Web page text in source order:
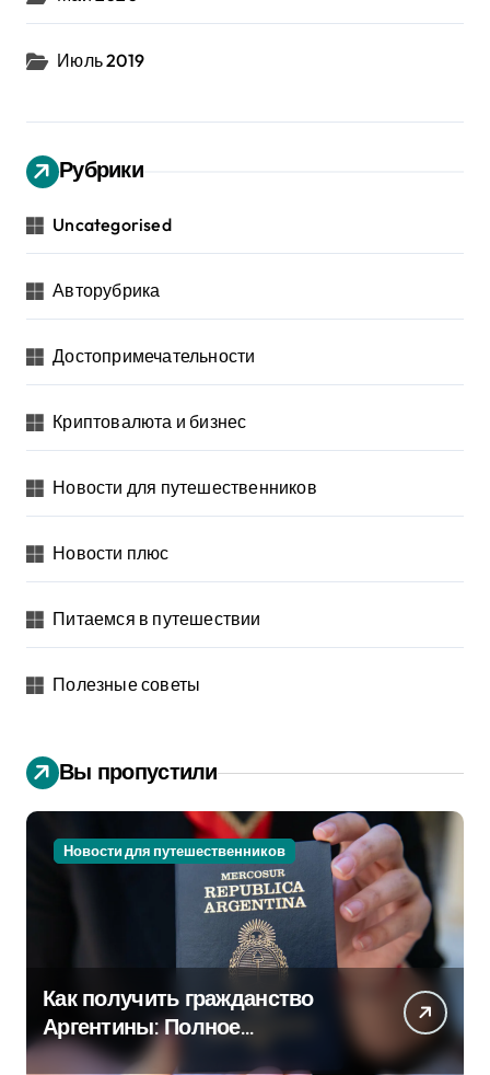
Июль 2019
Рубрики
Uncategorised
Авторубрика
Достопримечательности
Криптовалюта и бизнес
Новости для путешественников
Новости плюс
Питаемся в путешествии
Полезные советы
Вы пропустили
Новости для путешественников
Как получить гражданство
Аргентины: Полное
руководство